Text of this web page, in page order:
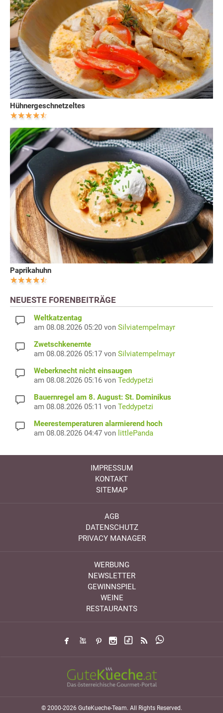
Hühnergeschnetzeltes
Paprikahuhn
NEUESTE FORENBEITRÄGE
Weltkatzentag
am 08.08.2026 05:20 von Silviatempelmayr
Zwetschkenernte
am 08.08.2026 05:17 von Silviatempelmayr
Weberknecht nicht einsaugen
am 08.08.2026 05:16 von Teddypetzi
Bauernregel am 8. August: St. Dominikus
am 08.08.2026 05:11 von Teddypetzi
Meerestemperaturen alarmierend hoch
am 08.08.2026 04:47 von littlePanda
IMPRESSUM
KONTAKT
SITEMAP
AGB
DATENSCHUTZ
PRIVACY MANAGER
WERBUNG
NEWSLETTER
GEWINNSPIEL
WEINE
RESTAURANTS
© 2000-2026 GuteKueche-Team. All Rights Reserved.